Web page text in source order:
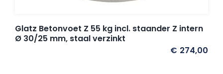
Glatz Betonvoet Z 55 kg incl. staander Z intern
Ø 30/25 mm, staal verzinkt
€ 274,00